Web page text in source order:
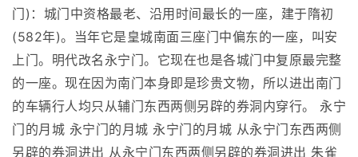
门)：城门中资格最老、沿用时间最长的一座，建于隋初
(582年)。当年它是皇城南面三座门中偏东的一座，叫安
上门。明代改名永宁门。它现在也是各城门中复原最完整
的一座。现在因为南门本身即是珍贵文物，所以进出南门
的车辆行人均只从辅门东西两侧另辟的券洞内穿行。 永宁
门的月城 永宁门的月城 永宁门的月城 从永宁门东西两侧
另辟的券洞进出 从永宁门东西两侧另辟的券洞进出 朱雀